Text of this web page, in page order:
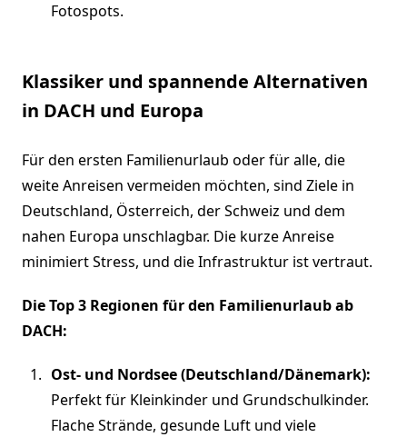
Fotospots.
Klassiker und spannende Alternativen
in DACH und Europa
Für den ersten Familienurlaub oder für alle, die
weite Anreisen vermeiden möchten, sind Ziele in
Deutschland, Österreich, der Schweiz und dem
nahen Europa unschlagbar. Die kurze Anreise
minimiert Stress, und die Infrastruktur ist vertraut.
Die Top 3 Regionen für den Familienurlaub ab
DACH:
Ost- und Nordsee (Deutschland/Dänemark):
Perfekt für Kleinkinder und Grundschulkinder.
Flache Strände, gesunde Luft und viele